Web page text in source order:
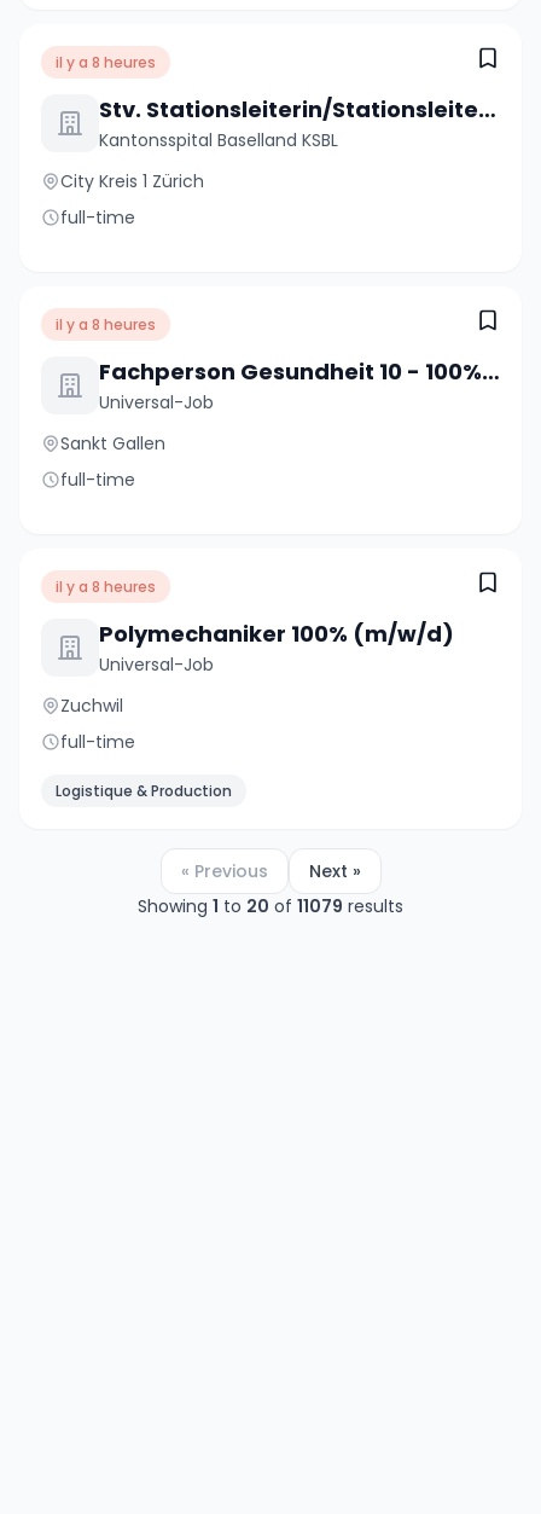
il y a 8 heures
Stv. Stationsleiterin/Stationsleiter (a) 80-100%
Kantonsspital Baselland KSBL
City Kreis 1 Zürich
full-time
il y a 8 heures
Fachperson Gesundheit 10 - 100% (m/w/d)
Universal-Job
Sankt Gallen
full-time
il y a 8 heures
Polymechaniker 100% (m/w/d)
Universal-Job
Zuchwil
full-time
Logistique & Production
« Previous
Next »
Showing 1 to 20 of 11079 results